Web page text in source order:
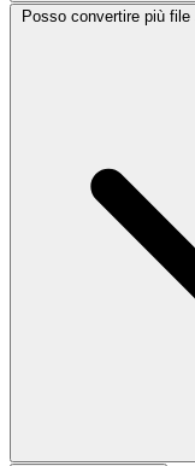
Posso convertire più